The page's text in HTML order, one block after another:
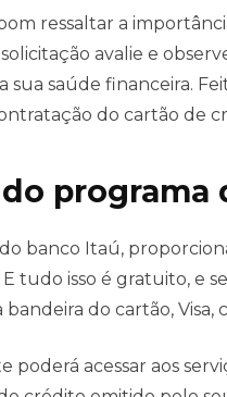
ressaltar a
avalie e
sua saúde financeira.
do cartão de
programa
banco Itaú,
tudo isso é gratuito, e
do cartão, Visa,
poderá acessar aos